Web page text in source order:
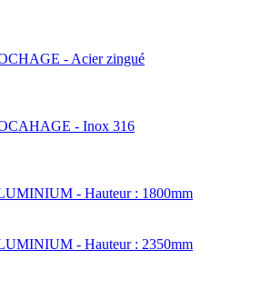
- Acier zingué
- Inox 316
- Hauteur : 1800mm
- Hauteur : 2350mm